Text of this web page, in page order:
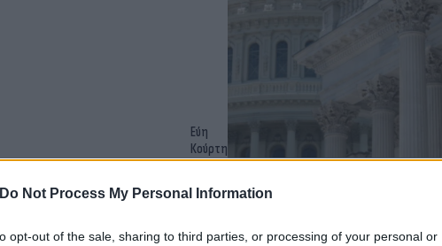
Do Not Process My Personal Information
opt-out of the sale, sharing to third parties, or processing of your personal or
Εύη
Κούρτη
Mercedes -